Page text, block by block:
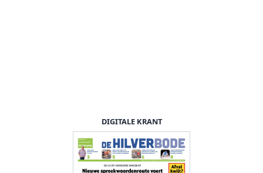
DIGITALE KRANT